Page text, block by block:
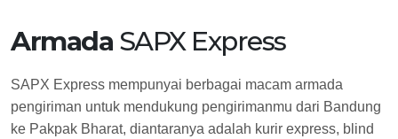
Armada SAPX Express
SAPX Express mempunyai berbagai macam armada
pengiriman untuk mendukung pengirimanmu dari Bandung
ke Pakpak Bharat, diantaranya adalah kurir express, blind